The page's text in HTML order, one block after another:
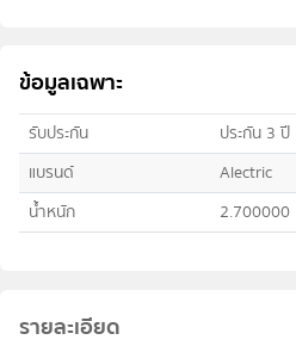
ข้อมูลเฉพาะ
รับประกัน
ประกัน 3 ปี
แบรนด์
Alectric
น้ำหนัก
2.700000
รายละเอียด